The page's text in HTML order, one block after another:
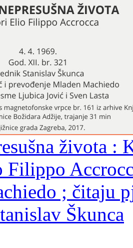
života :
; čitaju
Škunca